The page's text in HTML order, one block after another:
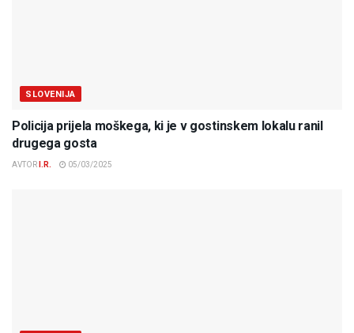
SLOVENIJA
Policija prijela moškega, ki je v gostinskem lokalu ranil
drugega gosta
AVTOR I.R. 05/03/2025